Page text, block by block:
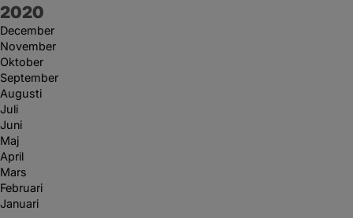
År:
2020
December
November
Oktober
September
Augusti
Juli
Juni
Maj
April
Mars
Februari
Januari